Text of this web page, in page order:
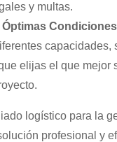
y multas.
capacidades,
elijas el que mejor
logístico para la
profesional y